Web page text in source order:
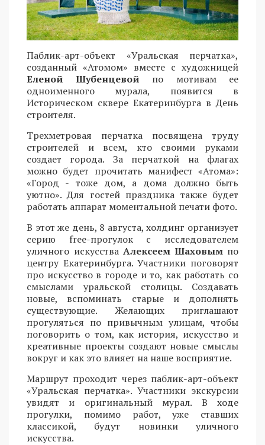
Паблик-арт-объект «Уральская перчатка»,
созданный «Атомом» вместе с художницей
Еленой Шубенцевой по мотивам ее
одноименного мурала, появится в
Историческом сквере Екатеринбурга в День
строителя.
Трехметровая перчатка посвящена труду
строителей и всем, кто своими руками
создает города. За перчаткой на флагах
можно будет прочитать манифест «Атома»:
«Город - тоже дом, а дома должно быть
уютно». Для гостей праздника также будет
работать аппарат моментальной печати фото.
В этот же день, 8 августа, холдинг организует
серию free-прогулок с исследователем
уличного искусства Алексеем Шаховым по
центру Екатеринбурга. Участники поговорят
про искусство в городе и то, как работать со
смыслами уральской столицы. Создавать
новые, вспоминать старые и дополнять
существующие. Желающих приглашают
прогуляться по привычным улицам, чтобы
поговорить о том, как история, искусство и
креативные проекты создают новые смыслы
вокруг и как это влияет на наше восприятие.
Маршрут проходит через паблик-арт-объект
«Уральская перчатка». Участники экскурсии
увидят и оригинальный мурал. В ходе
прогулки, помимо работ, уже ставших
классикой, будут новинки уличного
искусства.